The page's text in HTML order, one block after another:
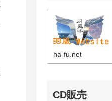
ha-fu.net
CD販売